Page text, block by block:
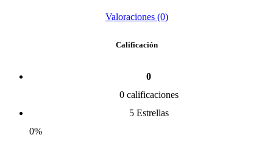
Valoraciones (0)
Calificación
0
0 calificaciones
5 Estrellas
0%